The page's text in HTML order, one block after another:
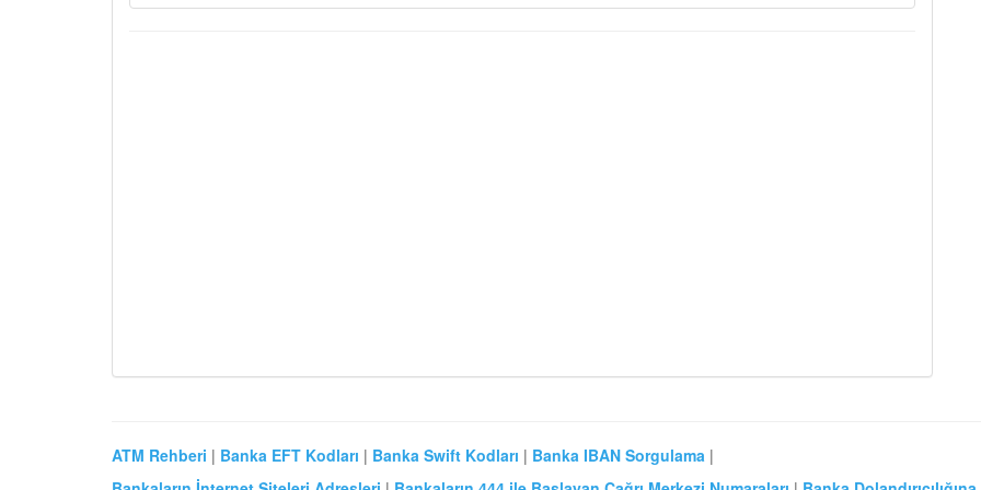
ATM Rehberi | Banka EFT Kodları | Banka Swift Kodları | Banka IBAN Sorgulama |